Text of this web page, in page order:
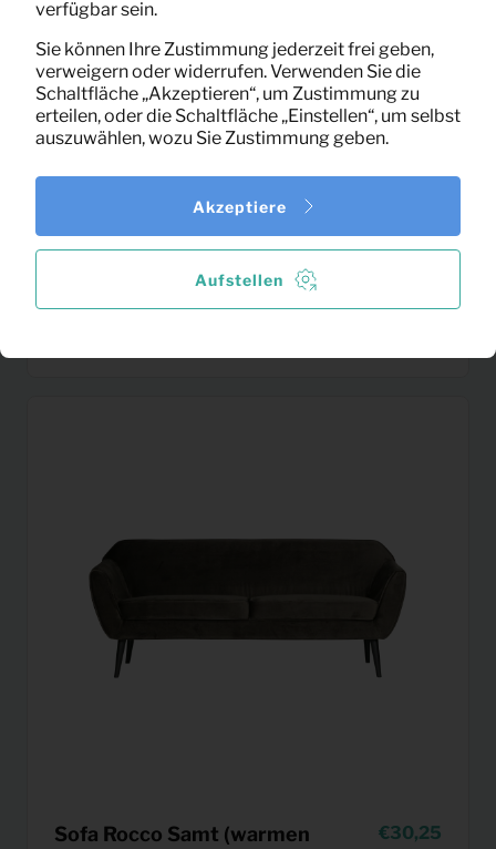
Waschmaschine 8-9 kg
22,59
Sofa Rocco Samt (warmen
30,25
verfügbar sein.
Sie können Ihre Zustimmung jederzeit frei geben,
verweigern oder widerrufen. Verwenden Sie die
Schaltfläche „Akzeptieren“, um Zustimmung zu
erteilen, oder die Schaltfläche „Einstellen“, um selbst
auszuwählen, wozu Sie Zustimmung geben.
Aufstellen
Akzeptiere